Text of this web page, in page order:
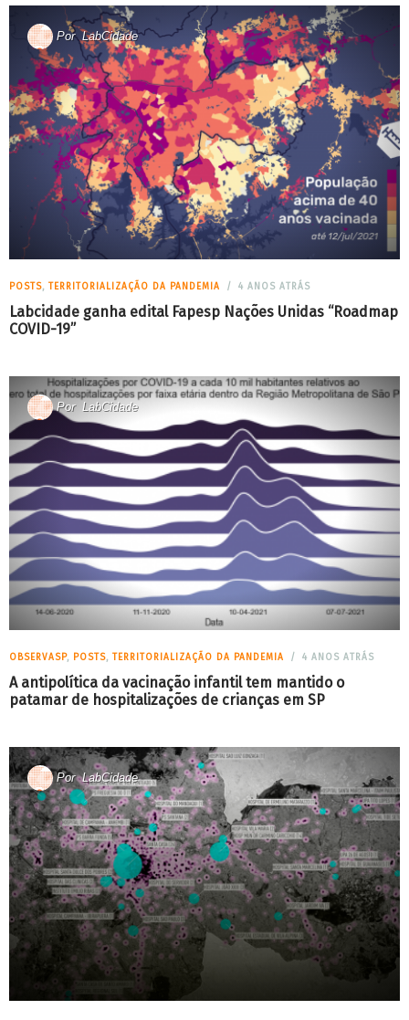
PorLabCidade
POSTS, TERRITORIALIZAÇÃO DA PANDEMIA 4 ANOS ATRÁS
Labcidade ganha edital Fapesp Nações Unidas “Roadmap
COVID-19”
Por LabCidade
OBSERVASP, POSTS, TERRITORIALIZAÇÃO DA PANDEMIA 4 ANOS ATRÁS
A antipolítica da vacinação infantil tem mantido o
patamar de hospitalizações de crianças em SP
PorLabCidade